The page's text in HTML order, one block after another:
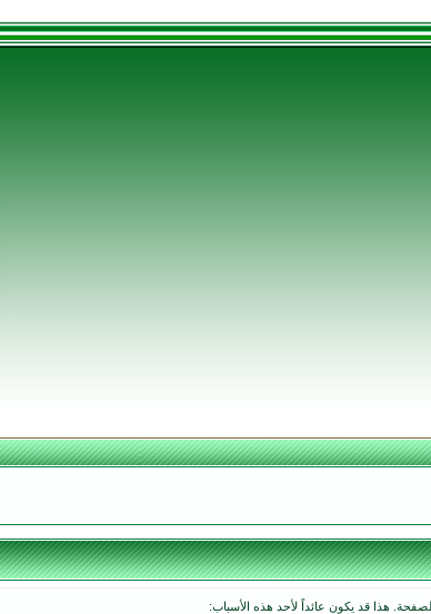
هذا قد يكون عائداً لأحد هذه الأسباب: